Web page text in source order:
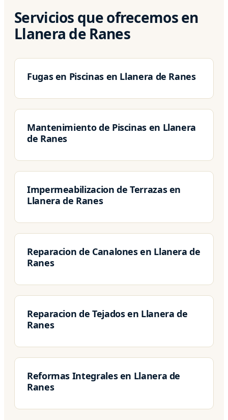
Servicios que ofrecemos en
Llanera de Ranes
Fugas en Piscinas en Llanera de Ranes
Mantenimiento de Piscinas en Llanera
de Ranes
Impermeabilizacion de Terrazas en
Llanera de Ranes
Reparacion de Canalones en Llanera de
Ranes
Reparacion de Tejados en Llanera de
Ranes
Reformas Integrales en Llanera de
Ranes